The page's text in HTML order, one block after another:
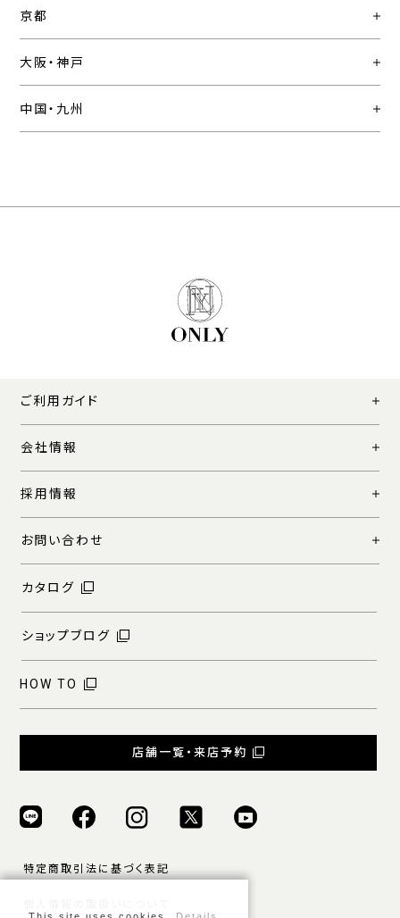
京都
大阪・神戸
中国・九州
ご利用ガイド
会社情報
採用情報
お問い合わせ
カタログ
ショップブログ
HOW TO
店舗一覧・来店予約
特定商取引法に基づく表記